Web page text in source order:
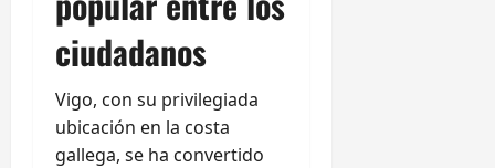
ciudadanos
Vigo, con su privilegiada
ubicación en la costa
gallega, se ha convertido